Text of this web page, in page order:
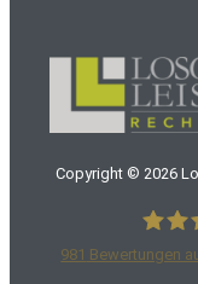
Copyright © 2026
981 Bewertungen